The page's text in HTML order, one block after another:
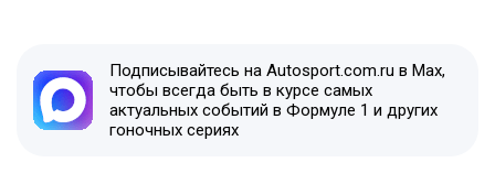
Подписывайтесь на Autosport.com.ru в Max,
чтобы всегда быть в курсе самых
актуальных событий в Формуле 1 и других
гоночных сериях